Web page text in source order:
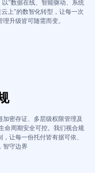
"数据在线、智能驱动、系统
上"的数智化转型，让每一次
升级皆可随需而变。
密存证、多层级权限管理及
命周期安全可控。我们视合规
让每一份托付皆有据可依、
智守边界